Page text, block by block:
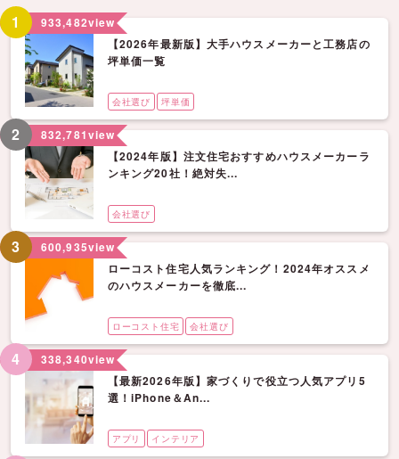
1
933,482view
【2026年最新版】大手ハウスメーカーと工務店の
坪単価一覧
会社選び 坪単価
2 832,781view
【2024年版】注文住宅おすすめハウスメーカーラ
ンキング20社！絶対失...
会社選び
3 600,935view
ローコスト住宅人気ランキング！2024年オススメ
のハウスメーカーを徹底...
ローコスト住宅 会社選び
4 338,340view
【最新2026年版】家づくりで役立つ人気アプリ5
選！iPhone＆An...
アプリ インテリア